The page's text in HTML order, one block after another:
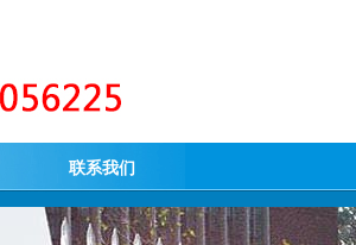
联系我们